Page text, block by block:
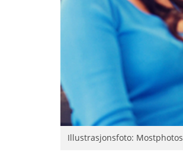
Illustrasjonsfoto: Mostphotos